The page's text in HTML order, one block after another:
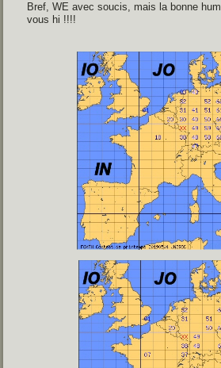
Bref, WE avec soucis, mais la bonne
vous hi !!!!